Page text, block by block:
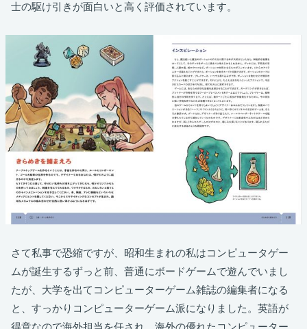
士の駆け引きが面白いと高く評価されています。
さて私事で恐縮ですが、昭和生まれの私はコンピュータゲー
ムが誕生するずっと前、普通にボードゲームで遊んでいまし
たが、大学を出てコンピューターゲーム雑誌の編集者になる
と、すっかりコンピューターゲーム派になりました。英語が
得意なので海外担当を任され、海外の優れたコンピューター